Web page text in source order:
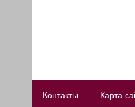
Контакты Карта